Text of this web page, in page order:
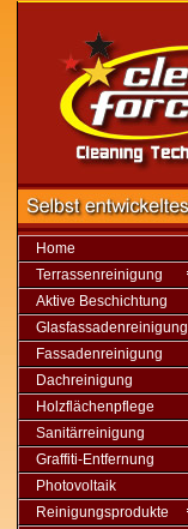
Home
Terrassenreinigung
Aktive Beschichtung
Glasfassadenreinigung
Fassadenreinigung
Dachreinigung
Holzflächenpflege
Sanitärreinigung
Graffiti-Entfernung
Photovoltaik
Reinigungsprodukte